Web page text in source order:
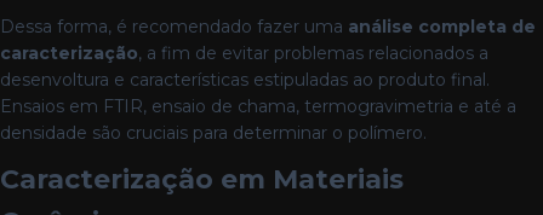
Dessa forma, é recomendado fazer uma análise completa de
caracterização, a fim de evitar problemas relacionados a
desenvoltura e características estipuladas ao produto final.
Ensaios em FTIR, ensaio de chama, termogravimetria e até a
densidade são cruciais para determinar o polímero.
Caracterização em Materiais